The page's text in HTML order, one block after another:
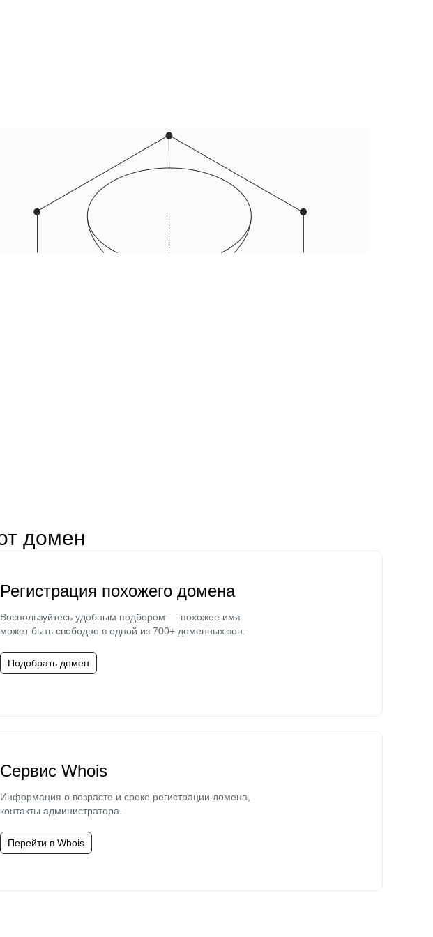
домен
Регистрация похожего домена
Воспользуйтесь удобным подбором — похожее имя
может быть свободно в одной из 700+ доменных зон.
Подобрать домен
Сервис Whois
Информация о возрасте и сроке регистрации домена,
контакты администратора.
Перейти в Whois